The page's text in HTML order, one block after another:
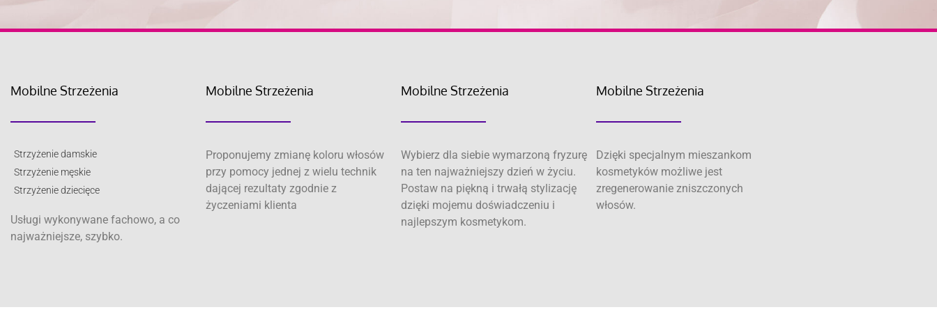
Mobilne Strzeżenia
Strzyżenie damskie
Strzyżenie męskie
Strzyżenie dziecięce
Usługi wykonywane fachowo, a co
najważniejsze, szybko.
Mobilne Strzeżenia
Proponujemy zmianę koloru włosów
przy pomocy jednej z wielu technik
dającej rezultaty zgodnie z
życzeniami klienta
Mobilne Strzeżenia
Wybierz dla siebie wymarzoną fryzurę
na ten najważniejszy dzień w życiu.
Postaw na piękną i trwałą stylizację
dzięki mojemu doświadczeniu i
najlepszym kosmetykom.
Mobilne Strzeżenia
Dzięki specjalnym mieszankom
kosmetyków możliwe jest
zregenerowanie zniszczonych
włosów.